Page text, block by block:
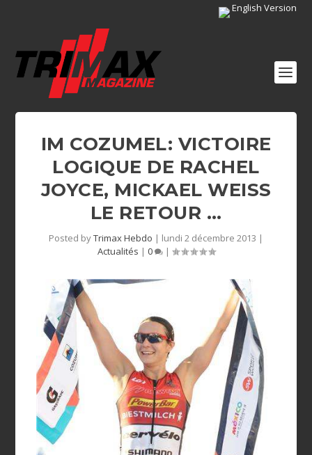
English Version
IM COZUMEL: VICTOIRE
LOGIQUE DE RACHEL
JOYCE, MICKAEL WEISS
LE RETOUR …
Posted byTrimax Hebdo | lundi 2 décembre 2013 |
Actualités | 0 |